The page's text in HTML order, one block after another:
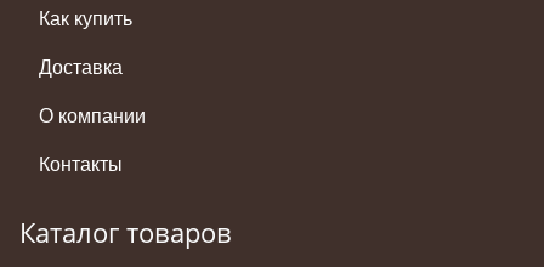
Как купить
Доставка
О компании
Контакты
Каталог товаров